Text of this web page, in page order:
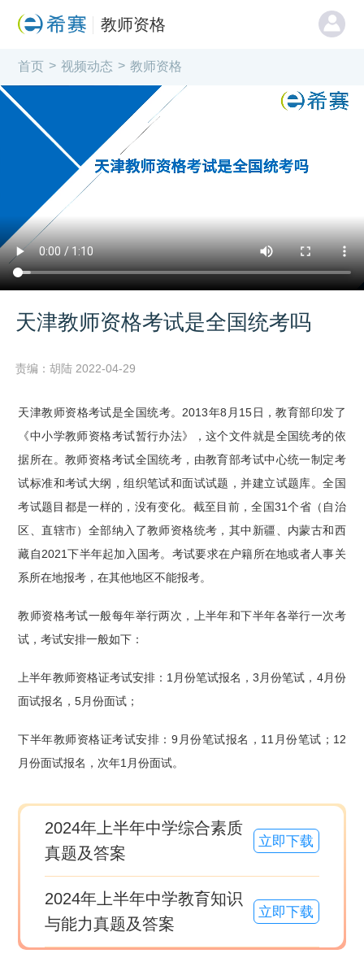
教师资格
首页 > 视频动态 > 教师资格
天津教师资格考试是全国统考吗
责编：胡陆 2022-04-29
天津教师资格考试是全国统考。2013年8月15日，教育部印发了
《中小学教师资格考试暂行办法》，这个文件就是全国统考的依
据所在。教师资格考试全国统考，由教育部考试中心统一制定考
试标准和考试大纲，组织笔试和面试试题，并建立试题库。全国
考试题目都是一样的，没有变化。截至目前，全国31个省（自治
区、直辖市）全部纳入了教师资格统考，其中新疆、内蒙古和西
藏自2021下半年起加入国考。考试要求在户籍所在地或者人事关
系所在地报考，在其他地区不能报考。
教师资格考试一般每年举行两次，上半年和下半年各举行一次考
试，考试安排一般如下：
上半年教师资格证考试安排：1月份笔试报名，3月份笔试，4月份
面试报名，5月份面试；
下半年教师资格证考试安排：9月份笔试报名，11月份笔试；12
月份面试报名，次年1月份面试。
2024年上半年中学综合素质
真题及答案
立即下载
2024年上半年中学教育知识
与能力真题及答案
立即下载